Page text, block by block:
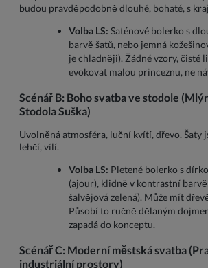
budou pravděpodobně dlouhé, bohaté, s
Volba LS: Saténové bolerko s
barvě šatů, nebo jemná
je chladněji). Žádné vzory, čisté
evokovat malou princeznu, ne
Scénář B: Boho svatba ve stodole
Stodola Suška)
Uvolněná atmosféra, luční kvítí, dřevo. Šaty
lehčí, vílí.
Volba LS: Pletené bolerko s
(ajour), klidně v kontrastní
šalvějová zelená). Může mít
Působí to ručně dělaným
zapadá do konceptu.
Scénář C: Moderní městská svatba
industriální prostory)